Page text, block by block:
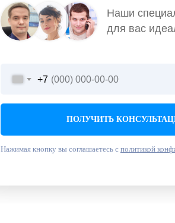
Наши
для вас
+7
ПОЛУЧИТЬ
Нажимая кнопку вы соглашаетесь с политикой